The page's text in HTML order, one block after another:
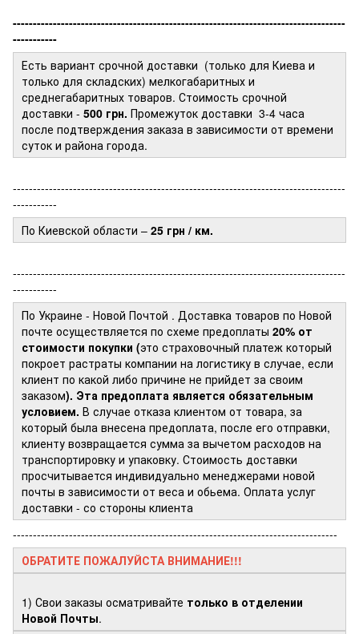
-----------------------------------------------------------------------------------
-----------
Есть вариант срочной доставки (только для Киева и
только для складских) мелкогабаритных и
среднегабаритных товаров. Стоимость срочной
доставки - 500 грн. Промежуток доставки 3-4 часа
после подтверждения заказа в зависимости от времени
суток и района города.
-----------------------------------------------------------------------------------
-----------
По Киевской области – 25 грн / км.
-----------------------------------------------------------------------------------
-----------
По Украине - Новой Почтой . Доставка товаров по Новой
почте осуществляется по схеме предоплаты 20% от
стоимости покупки (это страховочный платеж который
покроет растраты компании на логистику в случае, если
клиент по какой либо причине не прийдет за своим
заказом). Эта предоплата является обязательным
условием. В случае отказа клиентом от товара, за
который была внесена предоплата, после его отправки,
клиенту возвращается сумма за вычетом расходов на
транспортировку и упаковку. Стоимость доставки
просчитывается индивидуально менеджерами новой
почты в зависимости от веса и обьема. Оплата услуг
доставки - со стороны клиента
---------------------------------------------------------------------------------
ОБРАТИТЕ ПОЖАЛУЙСТА ВНИМАНИЕ!!!
1) Свои заказы осматривайте только в отделении
Новой Почты.